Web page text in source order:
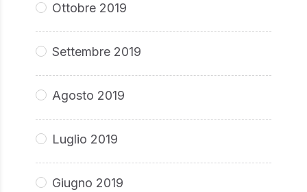
Ottobre 2019
Settembre 2019
Agosto 2019
Luglio 2019
Giugno 2019